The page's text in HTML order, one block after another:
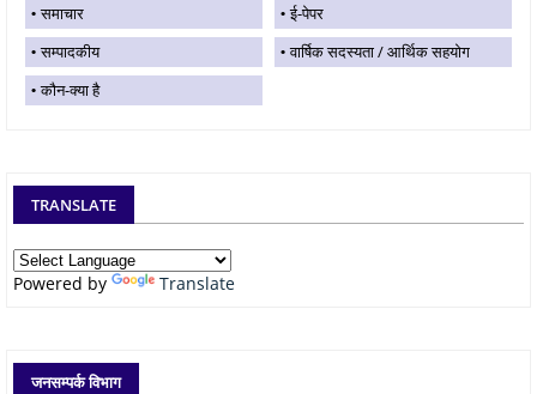
समाचार
ई-पेपर
सम्पादकीय
वार्षिक सदस्यता / आर्थिक सहयोग
कौन-क्या है
TRANSLATE
Powered by Translate
जनसम्पर्क विभाग